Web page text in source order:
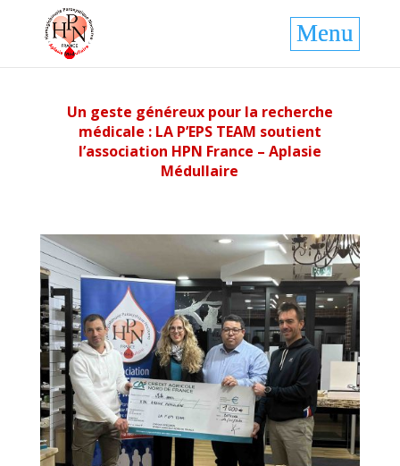
Un geste généreux pour la recherche
médicale : LA P’EPS TEAM soutient
l’association HPN France – Aplasie
Médullaire